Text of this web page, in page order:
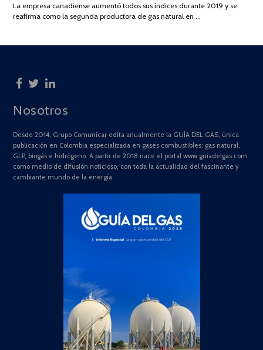
2025
La empresa canadiense aumentó todos sus índices durante 2019 y se
reafirma como la segunda productora de gas natural en …
Nosotros
Desde 2014, Grupo Comunicar edita anualmente la GUÍA DEL GAS, única
publicación en Colombia especializada en gases combustibles: gas natural,
GLP, biogás e hidrógeno. A partir de 2018 nace el portal www.guiadelgas.com
como medio de difusión noticioso, con toda la actualidad del fascinante y
cambiante mundo de la energía.